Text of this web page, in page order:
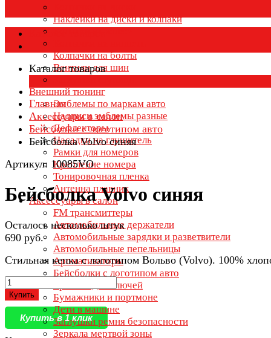
Наклейки на диски и колпаки
Колпаки на колеса
Колпачки на болты
Вентили для шин
Внешний тюнинг
Эмблемы по маркам авто
Надписи эмблемы разные
Дефлекторы
Насадки на глушитель
Рамки для номеров
Крепление номера
Тонировочная пленка
Антенна плавник
Аксессуары в салон
FM трансмиттеры
Автомобильные держатели
Автомобильные зарядки и разветвители
Автомобильные пепельницы
Ароматизаторы
Бейсболки с логотипом авто
Брелоки для ключей
Бумажники и портмоне
Дети в машине
Заглушки ремня безопасности
Зеркала мертвой зоны
Каталог товаров
Каталог товаров
Главная
Аксессуары в салон
Бейсболки с логотипом авто
Бейсболка Volvo синяя
Артикул: 10085VO
Бейсболка Volvo синяя
Осталось несколько штук
690 руб.
Стильная кепка с логотипом Вольво (Volvo). 100%
Купить
Купить в 1 клик